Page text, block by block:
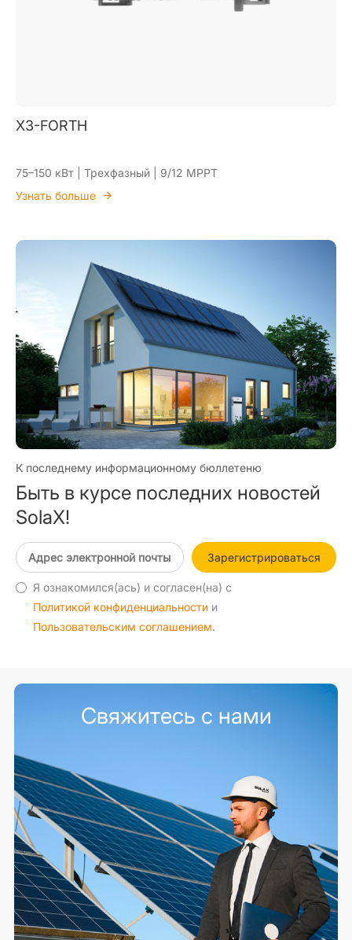
X3-FORTH
75–150 кВт | Трехфазный | 9/12 MPPT
Узнать больше
К последнему информационному бюллетеню
Быть в курсе последних новостей
SolaX!
Зарегистрироваться
Я ознакомился(ась) и согласен(на) с
Политикой конфиденциальности и
Пользовательским соглашением.
Свяжитесь с нами